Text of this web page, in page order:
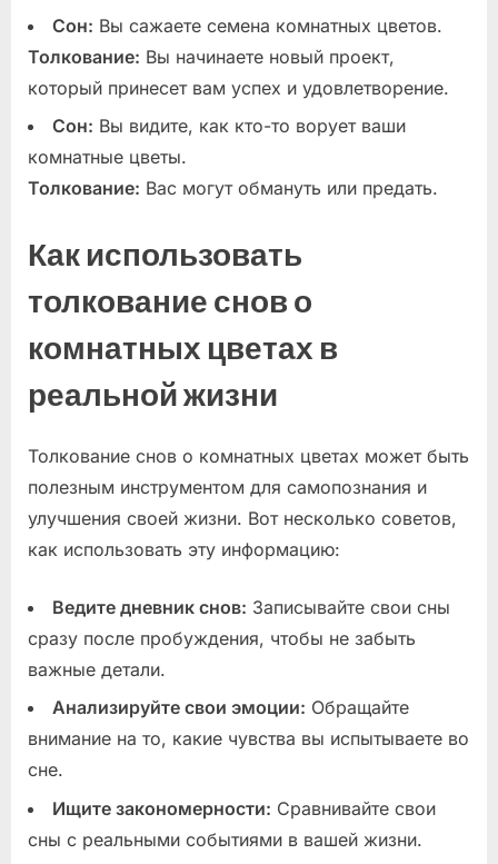
Сон: Вы сажаете семена комнатных цветов.
Толкование: Вы начинаете новый проект,
который принесет вам успех и удовлетворение.
Сон: Вы видите, как кто-то ворует ваши
комнатные цветы.
Толкование: Вас могут обмануть или предать.
Как использовать
толкование снов о
комнатных цветах в
реальной жизни
Толкование снов о комнатных цветах может быть
полезным инструментом для самопознания и
улучшения своей жизни. Вот несколько советов,
как использовать эту информацию:
Ведите дневник снов: Записывайте свои сны
сразу после пробуждения, чтобы не забыть
важные детали.
Анализируйте свои эмоции: Обращайте
внимание на то, какие чувства вы испытываете во
сне.
Ищите закономерности: Сравнивайте свои
сны с реальными событиями в вашей жизни.